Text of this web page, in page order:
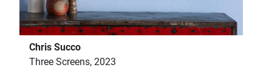
Chris Succo
Three Screens, 2023